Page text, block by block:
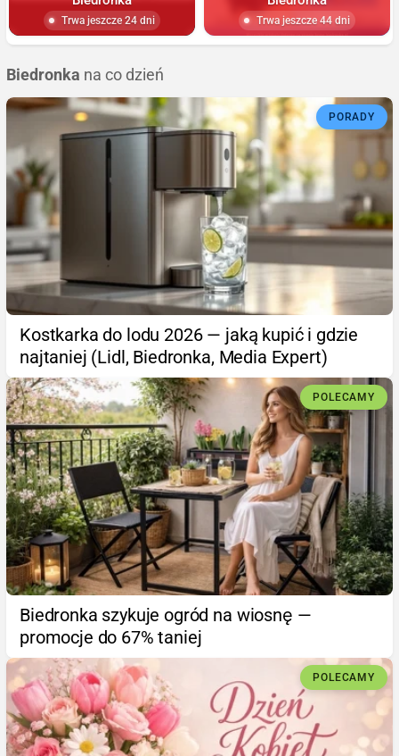
Trwa jeszcze 24 dni Trwa jeszcze 44 dni
Biedronka na co dzień
PORADY
Kostkarka do lodu 2026 — jaką kupić i gdzie
najtaniej (Lidl, Biedronka, Media Expert)
POLECAMY
Biedronka szykuje ogród na wiosnę —
promocje do 67% taniej
POLECAMY